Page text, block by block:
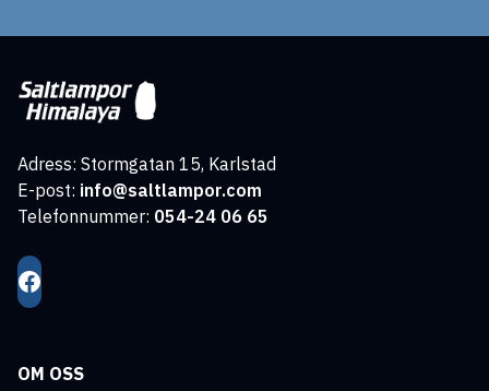
Adress: Stormgatan 15, Karlstad
E-post: info@saltlampor.com
Telefonnummer: 054-24 06 65
OM OSS